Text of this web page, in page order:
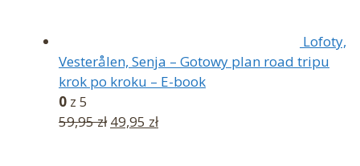
Lofoty,
Vesterålen, Senja – Gotowy plan road tripu
krok po kroku – E-book
0 z 5
59,95zł Pierwotna
49,95 złAktualna